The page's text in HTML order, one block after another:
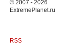
© 2007 - 2026
ExtremePlanet.ru
RSS